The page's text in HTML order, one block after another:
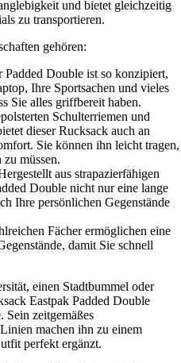
und bietet gleichzeitig
zu transportieren.
gehören:
Padded Double ist so konzipiert,
Ihre Sportsachen und vieles
Sie alles griffbereit haben.
Schulterriemen und
dieser Rucksack auch an
Sie können ihn leicht tragen,
müssen.
aus strapazierfähigen
Double nicht nur eine lange
Ihre persönlichen Gegenstände
Fächer ermöglichen eine
damit Sie schnell
einen Stadtbummel oder
Eastpak Padded Double
Sein zeitgemäßes
machen ihn zu einem
perfekt ergänzt.